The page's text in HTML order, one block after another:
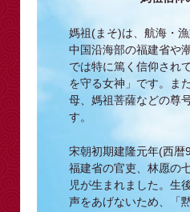
媽祖(まそ)は、航海・漁
中国沿海部の福建省や
では特に篤く信仰され
を守る女神」です。ま
母、媽祖菩薩などの尊
す。
宋朝初期建隆元年(西暦
福建省の官吏、林愿の
児が生まれました。生
声をあげないため、「